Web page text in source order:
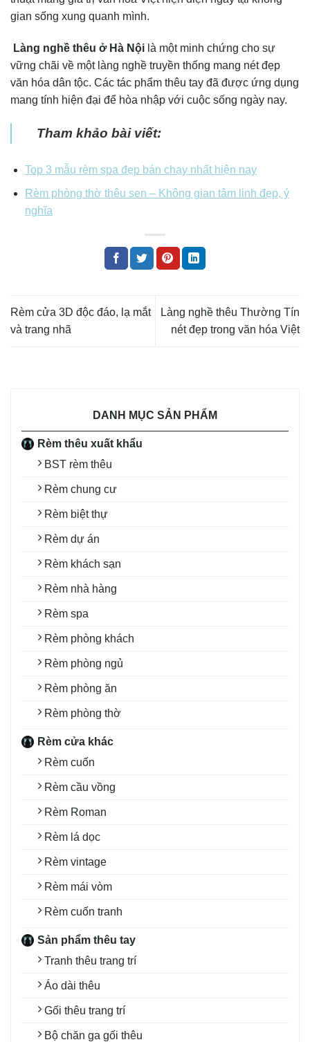
DANH MỤC SẢN PHẨM
Rèm thêu xuất khẩu
BST rèm thêu
Rèm chung cư
Rèm biệt thự
Rèm dự án
Rèm khách sạn
Rèm nhà hàng
Rèm spa
Rèm phòng khách
Rèm phòng ngủ
Rèm phòng ăn
Rèm phòng thờ
Rèm cửa khác
Rèm cuốn
Rèm cầu vồng
Rèm Roman
Rèm lá dọc
Rèm vintage
Rèm mái vòm
Rèm cuốn tranh
Sản phẩm thêu tay
Tranh thêu trang trí
Áo dài thêu
Gối thêu trang trí
Bộ chăn ga gối thêu
gian sống xung quanh mình.
Làng nghề thêu ở Hà Nội là một minh chứng cho sự
vững chãi về một làng nghề truyền thống mang nét đẹp
văn hóa dân tộc. Các tác phẩm thêu tay đã được ứng dụng
mang tính hiện đại để hòa nhập với cuộc sống ngày nay.
Tham khảo bài viết:
Top 3 mẫu rèm spa đẹp bán chạy nhất hiện nay
Rèm phòng thờ thêu sen – Không gian tâm linh đẹp, ý
nghĩa
Rèm cửa 3D độc đáo, lạ mắt
và trang nhã
Làng nghề thêu Thường Tín
nét đẹp trong văn hóa Việt